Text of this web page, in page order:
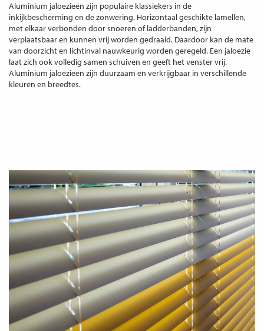
Aluminium jaloezieën zijn populaire klassiekers in de
inkijkbescherming en de zonwering. Horizontaal geschikte lamellen,
met elkaar verbonden door snoeren of ladderbanden, zijn
verplaatsbaar en kunnen vrij worden gedraaid. Daardoor kan de mate
van doorzicht en lichtinval nauwkeurig worden geregeld. Een jaloezie
laat zich ook volledig samen schuiven en geeft het venster vrij.
Aluminium jaloezieën zijn duurzaam en verkrijgbaar in verschillende
kleuren en breedtes.